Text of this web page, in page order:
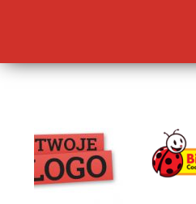
lorem ipsum